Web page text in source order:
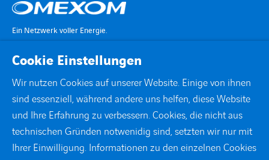
Ein Netzwerk voller Energie.
STANDORTE
DOWNLOADS
Cookie Einstellungen
Wir nutzen Cookies auf unserer Website. Einige von ihnen
sind essenziell, während andere uns helfen, diese Website
und Ihre Erfahrung zu verbessern. Cookies, die nicht aus
technischen Gründen notwenidig sind, setzten wir nur mit
Ihrer Einwilligung. Informationen zu den einzelnen Cookies